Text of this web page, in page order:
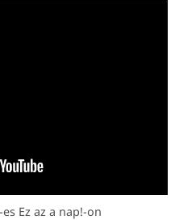
Ez az a nap!-on